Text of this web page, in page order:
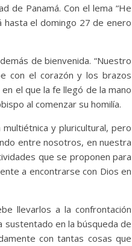
de Panamá. Con el lema “He
hasta el domingo 27 de enero
de bienvenida. “Nuestro
con el corazón y los brazos
el que la fe llegó de la mano
al comenzar su homilía.
y pluricultural, pero
entre nosotros, en nuestra
que se proponen para
a encontrarse con Dios en
llevarlos a la confrontación
sustentado en la búsqueda de
con tantas cosas que